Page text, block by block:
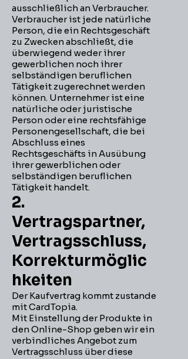
ausschließlich an Verbraucher.
Verbraucher ist jede natürliche
Person, die ein Rechtsgeschäft
zu Zwecken abschließt, die
überwiegend weder ihrer
gewerblichen noch ihrer
selbständigen beruflichen
Tätigkeit zugerechnet werden
können. Unternehmer ist eine
natürliche oder juristische
Person oder eine rechtsfähige
Personengesellschaft, die bei
Abschluss eines
Rechtsgeschäfts in Ausübung
ihrer gewerblichen oder
selbständigen beruflichen
Tätigkeit handelt.
2.
Vertragspartner,
Vertragsschluss,
Korrekturmöglic
hkeiten
Der Kaufvertrag kommt zustande
mit CardTopia.
Mit Einstellung der Produkte in
den Online-Shop geben wir ein
verbindliches Angebot zum
Vertragsschluss über diese